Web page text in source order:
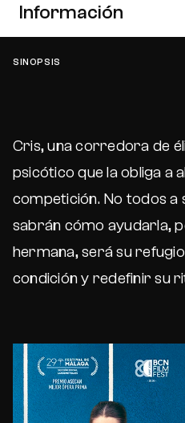
Información
SINOPSIS
Cris, una corredora de
psicótico que la obliga a
competición. No todos
sabrán cómo ayudarla,
hermana, será su
condición y redefinir su